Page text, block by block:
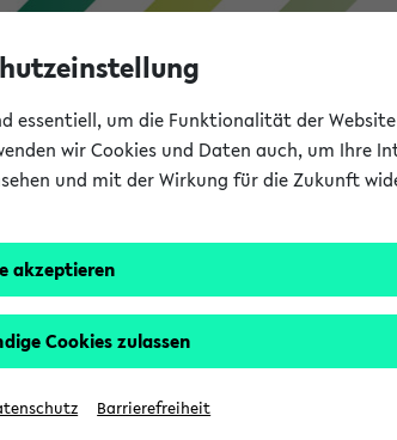
zur Kombisuche
eKVV nach diversen Kriterien durchsuchen
sind.
essentiell, um die Funktionalität der
wir Cookies und Daten auch, um Ihre
und mit der Wirkung für die Zukunft
akzeptieren
Cookies zulassen
Barrierefreiheit